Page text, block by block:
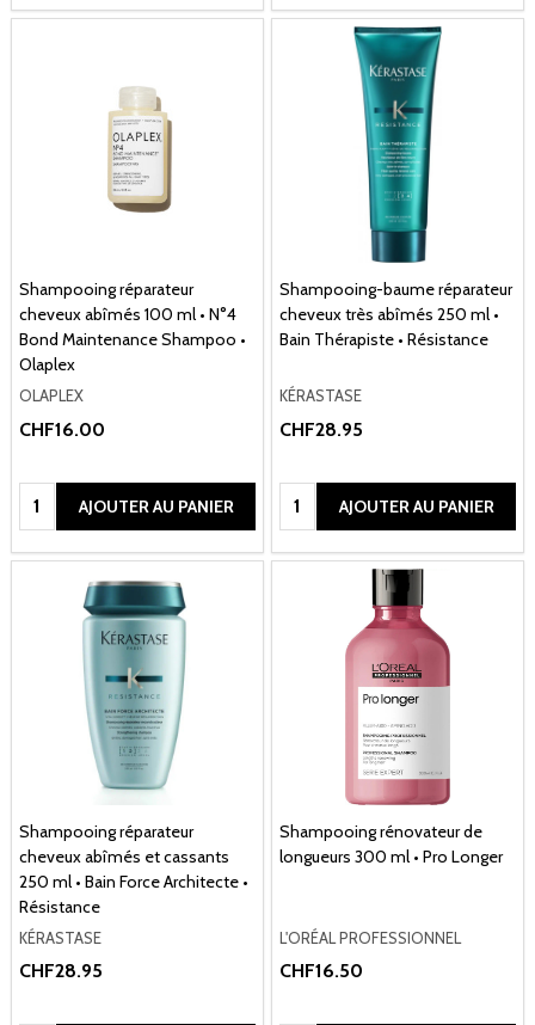
Shampooing réparateur
cheveux abîmés 100 ml • N°4
Bond Maintenance Shampoo •
Olaplex
OLAPLEX
CHF16.00
Quantité:AJOUTER AU PANIER
Shampooing-baume réparateur
cheveux très abîmés 250 ml •
Bain Thérapiste • Résistance
KÉRASTASE
CHF28.95
Quantité:AJOUTER AU PANIER
Shampooing réparateur
cheveux abîmés et cassants
250 ml • Bain Force Architecte •
Résistance
KÉRASTASE
CHF28.95
Shampooing rénovateur de
longueurs 300 ml • Pro Longer
L'ORÉAL PROFESSIONNEL
CHF16.50